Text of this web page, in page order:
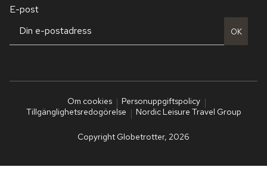
E-post
OK
Om cookies
Personuppgiftspolicy
Tillgänglighetsredogörelse
Nordic Leisure Travel Group
Copyright Globetrotter, 2026